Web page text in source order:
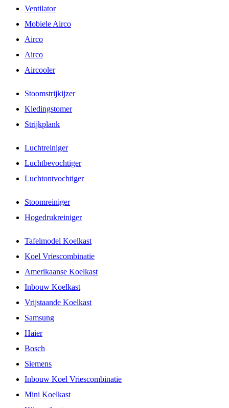
Ventilator
Mobiele Airco
Airco
Airco
Aircooler
Stoomstrijkijzer
Kledingstomer
Strijkplank
Luchtreiniger
Luchtbevochtiger
Luchtontvochtiger
Stoomreiniger
Hogedrukreiniger
Tafelmodel Koelkast
Koel Vriescombinatie
Amerikaanse Koelkast
Inbouw Koelkast
Vrijstaande Koelkast
Samsung
Haier
Bosch
Siemens
Inbouw Koel Vriescombinatie
Mini Koelkast